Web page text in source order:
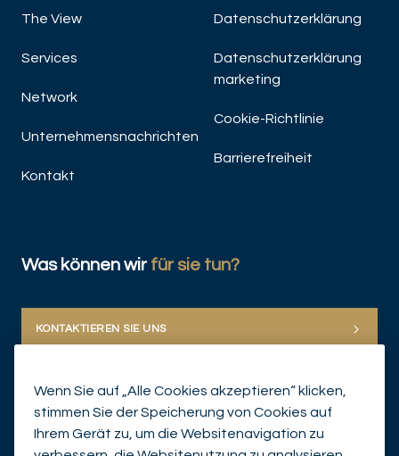
The View
Services
Network
Unternehmensnachrichten
Kontakt
Datenschutzerklärung
Datenschutzerklärung
marketing
Cookie-Richtlinie
Barrierefreiheit
Was können wir für sie tun?
KONTAKTIEREN SIE UNS
Wenn Sie auf „Alle Cookies akzeptieren“ klicken,
stimmen Sie der Speicherung von Cookies auf
Ihrem Gerät zu, um die Websitenavigation zu